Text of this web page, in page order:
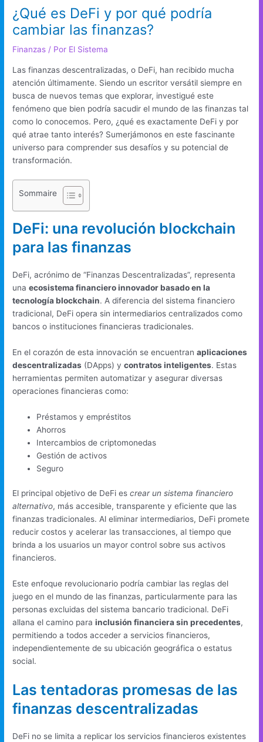
¿Qué es DeFi y por qué podría
cambiar las finanzas?
Finanzas / Por El Sistema
Las finanzas descentralizadas, o DeFi, han recibido mucha
atención últimamente. Siendo un escritor versátil siempre en
busca de nuevos temas que explorar, investigué este
fenómeno que bien podría sacudir el mundo de las finanzas tal
como lo conocemos. Pero, ¿qué es exactamente DeFi y por
qué atrae tanto interés? Sumerjámonos en este fascinante
universo para comprender sus desafíos y su potencial de
transformación.
Sommaire
DeFi: una revolución blockchain
para las finanzas
DeFi, acrónimo de “Finanzas Descentralizadas”, representa
unaecosistema financiero innovador basado en la
tecnología blockchain. A diferencia del sistema financiero
tradicional, DeFi opera sin intermediarios centralizados como
bancos o instituciones financieras tradicionales.
En el corazón de esta innovación se encuentranaplicaciones
descentralizadas (DApps) ycontratos inteligentes. Estas
herramientas permiten automatizar y asegurar diversas
operaciones financieras como:
Préstamos y empréstitos
Ahorros
Intercambios de criptomonedas
Gestión de activos
Seguro
El principal objetivo de DeFi escrear un sistema financiero
alternativo, más accesible, transparente y eficiente que las
finanzas tradicionales. Al eliminar intermediarios, DeFi promete
reducir costos y acelerar las transacciones, al tiempo que
brinda a los usuarios un mayor control sobre sus activos
financieros.
Este enfoque revolucionario podría cambiar las reglas del
juego en el mundo de las finanzas, particularmente para las
personas excluidas del sistema bancario tradicional. DeFi
allana el camino parainclusión financiera sin precedentes,
permitiendo a todos acceder a servicios financieros,
independientemente de su ubicación geográfica o estatus
social.
Las tentadoras promesas de las
finanzas descentralizadas
DeFi no se limita a replicar los servicios financieros existentes